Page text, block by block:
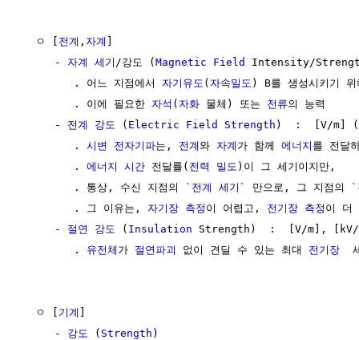
  ㅇ [
전계 , 자계 ]
     -
자계 세기 /강도 (Magnetic Field
Intensity/
        . 어느 지점에서
자기유도 (자속밀도 ) B를 생성시키기
        . 이에 필요한
자석 (자화 물체) 또는 전류의 능력
     -
전계 강도 ( Electric Field Strength )  :  [V/m] (
        .
시변 전자기파는, 전계와 자계 가 함께 에너지 를 전달
        .
에너지 시간 전달률( 전력 밀도 )이 그 세기이지만,
        . 통상, 수신 지점의 `
전계 세기 ` 만으로, 그 지점의 `
        . 그 이유는,
자기장 측정 이 어렵고, 전기장 측정 이 더
     -
절연 강도 ( Insulation Strength)  :  [V/m], [kV/
        .
유전체 가 절연파괴 없이 견딜 수 있는 최대 전기장
  ㅇ [
기계 ]
     -
강도 ( Strength )